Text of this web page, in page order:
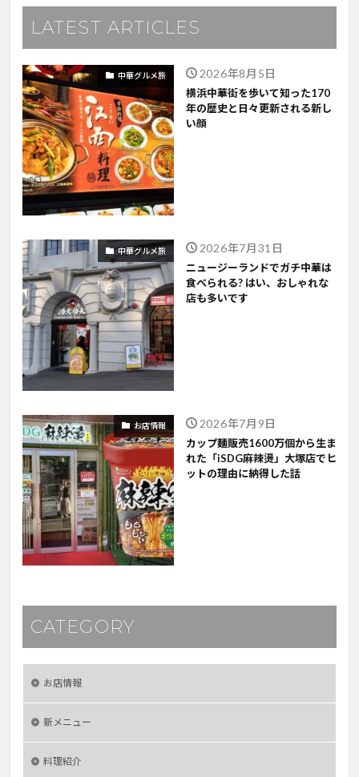
LATEST ARTICLES
中華グルメ旅 2026年8月5日
横浜中華街を歩いて知った170
年の歴史と日々更新される新し
い顔
中華グルメ旅 2026年7月31日
ニュージーランドでガチ中華は
食べられる? はい、おしゃれな
店も多いです
お店情報 2026年7月9日
カップ麺販売1600万個から生ま
れた「iSDG麻辣燙」大塚店でヒ
ットの理由に納得した話
CATEGORY
お店情報
新メニュー
料理紹介